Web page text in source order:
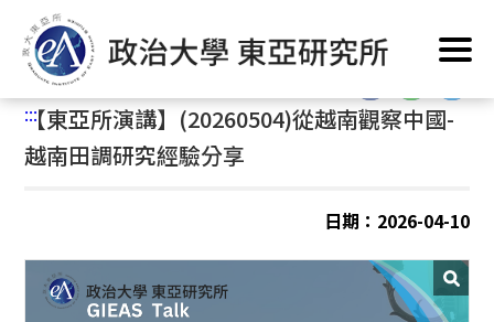
到
要
內
容
首頁/
:::
:::
【東亞所演講】(20260504)從越南觀察中國-
越南田調研究經驗分享
日期：2026-04-10